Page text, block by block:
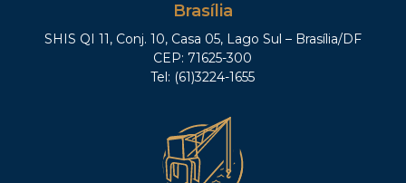
Brasília
SHIS QI 11, Conj. 10, Casa 05, Lago Sul – Brasília/DF
CEP: 71625-300
Tel: (61)3224-1655